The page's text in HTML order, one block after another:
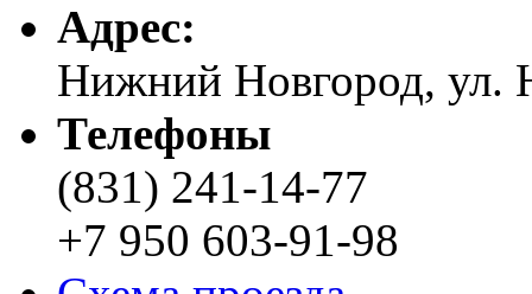
Адреc:
Нижний Новгород, ул.
Телефоны
(831) 241-14-77
+7 950 603-91-98